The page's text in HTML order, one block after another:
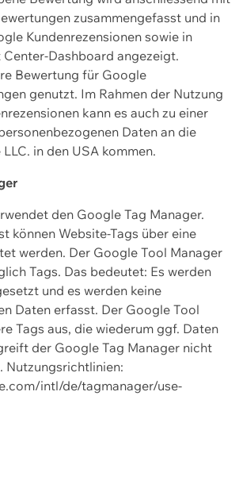
zusammengefasst und in
Kundenrezensionen sowie in
Dashboard angezeigt.
Bewertung für Google
genutzt. Im Rahmen der Nutzung
kann es auch zu einer
Daten an die
in den USA kommen.
den Google Tag Manager.
können Website-Tags über eine
werden. Der Google Tool Manager
Tags. Das bedeutet: Es werden
und es werden keine
Daten erfasst. Der Google Tool
Tags aus, die wiederum ggf. Daten
der Google Tag Manager nicht
Nutzungsrichtlinien:
intl/de/tagmanager/use-